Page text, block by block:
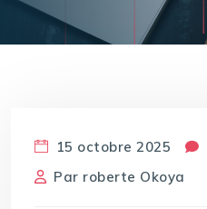
15 octobre 2025
Par roberte Okoya